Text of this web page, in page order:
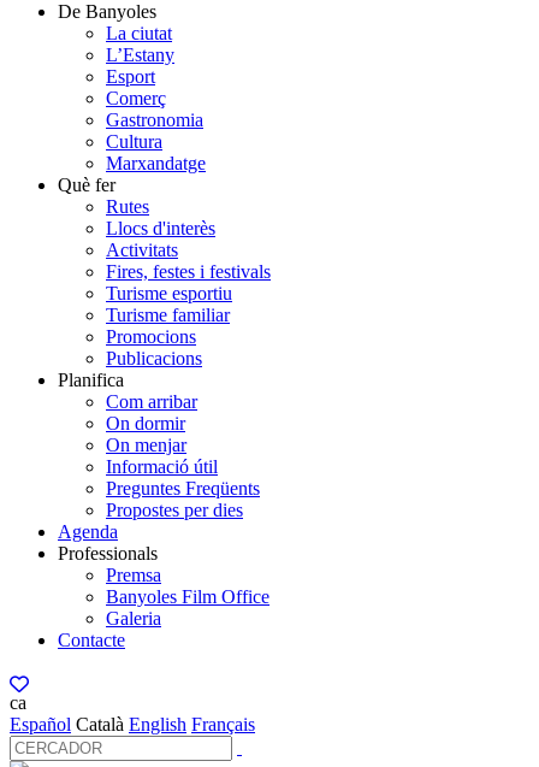
De Banyoles
La ciutat
L’Estany
Esport
Comerç
Gastronomia
Cultura
Marxandatge
Què fer
Rutes
Llocs d'interès
Activitats
Fires, festes i festivals
Turisme esportiu
Turisme familiar
Promocions
Publicacions
Planifica
Com arribar
On dormir
On menjar
Informació útil
Preguntes Freqüents
Propostes per dies
Agenda
Professionals
Premsa
Banyoles Film Office
Galeria
Contacte
ca
Español Català English Français